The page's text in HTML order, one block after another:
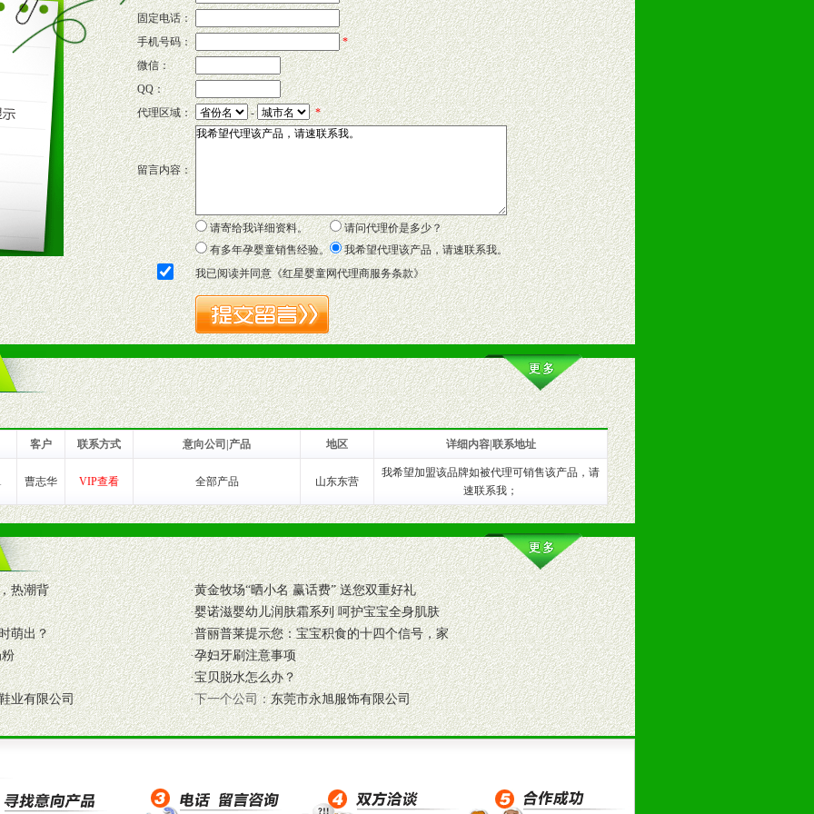
需求及适应市场变化。
画、三折页及宣传礼品全面配赠，免费提供软硬性平面广告、电台广告操作手册、专柜咨询手册等各种市
法经营手续，采取统一底价供货、严格保证区域市场独占，杜绝串货、假货。
复印件，财务以帐单，税务发票，产品质量报告检测单，产品批号；
，专家顾问团提供专柜、社区、HS、名人营销等各种模式市场实战操作方案。
完成任务返利。
提供企划、咨询、培训等企业售后服务。
制度，使经销商市场操作全程无忧。
保健食品相关渠道者。
商业道德，良好的商誉，良好的市场网络的公司及销售自然人。
低零售价销售，保证良性的价格体系，保证均衡的利润体系。
誉，具备地理区位优势。
手册、专柜、POP终端宣传物料、多样化的促销物品、礼品等。
供活动策划，物料支持、人员支持等。媒体宣传支持
国性投放，扩大产品体宣传支持
国性投放，扩大产品宣传，提高产品美誉度。
经营权益。
情况派人员驻地指导。
政策，充分保证经销产品丰厚的利润空间和市场经营的高额回报。
销商合作零风险。
经营中，充分了解来自公司的行销计划，产品的发展，以及行业市场的趋势与流行。
固定电话：
手机号码：
*
微信：
QQ：
代理区域：
- *
留言内容：
请寄给我详细资料。
请问代理价是多少？
有多年孕婴童销售经验。
我希望代理该产品，请速联系我。
我已阅读并同意《红星婴童网代理商服务条款》
客户 联系方式 意向公司|产品 地区 详细内容|联系地址
曹志华 VIP查看 全部产品 山东东营
我希望加盟该品牌如被代理可销售该产品，请
速联系我；
热潮背 ·黄金牧场“晒小名 赢话费” 送您双重好礼
·婴诺滋婴幼儿润肤霜系列 呵护宝宝全身肌肤
萌出？
·普丽普莱提示您：宝宝积食的十四个信号，家
·孕妇牙刷注意事项
·宝贝脱水怎么办？
业有限公司
·下一个公司：东莞市永旭服饰有限公司